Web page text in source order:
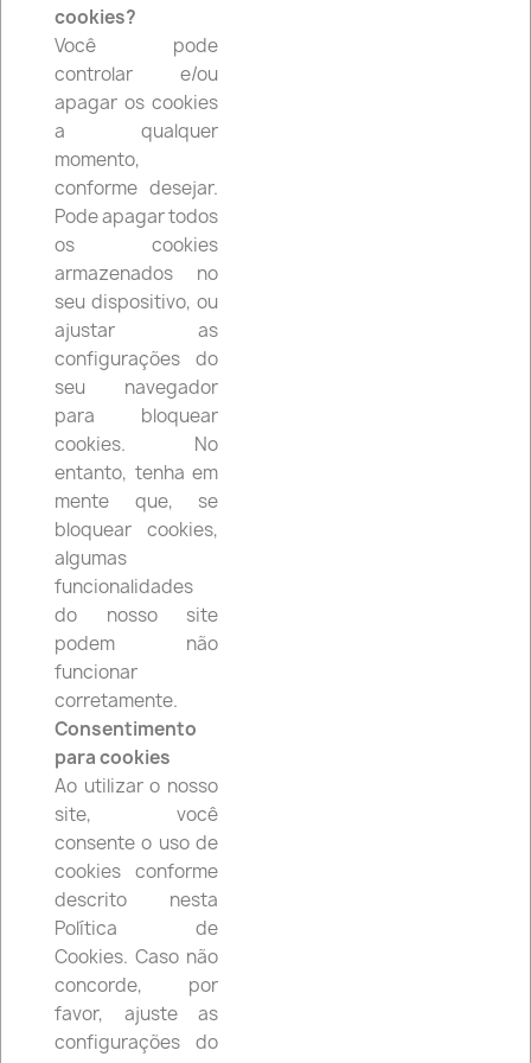
search
BOMBAS DE TRAVÃO
BOMBAS DE TRAVÃO
Nenhum produto disponível de momento
Fique atento! Mais produtos serão mostrados
aqui à medida que forem sendo adicionados.
search
FacebookInstagram
PRODUTOS
A NOSSA EMPRESA
A SUA CONTA
INFORMAÇÃO DA LOJA
cookies?
Você pode
controlar e/ou
apagar os cookies
a qualquer
momento,
conforme desejar.
Pode apagar todos
os cookies
armazenados no
seu dispositivo, ou
ajustar as
configurações do
seu navegador
para bloquear
cookies. No
entanto, tenha em
mente que, se
bloquear cookies,
algumas
funcionalidades
do nosso site
podem não
funcionar
corretamente.
Consentimento
para cookies
Ao utilizar o nosso
site, você
consente o uso de
cookies conforme
descrito nesta
Política de
Cookies. Caso não
concorde, por
favor, ajuste as
configurações do